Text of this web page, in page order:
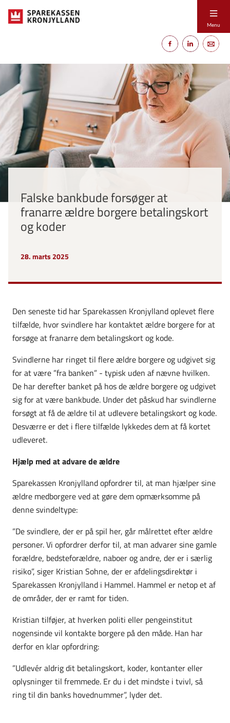
Menu
Falske bankbude forsøger at
franarre ældre borgere betalingskort
og koder
28. marts 2025
Den seneste tid har Sparekassen Kronjylland oplevet flere
tilfælde, hvor svindlere har kontaktet ældre borgere for at
forsøge at franarre dem betalingskort og kode.
Svindlerne har ringet til flere ældre borgere og udgivet sig
for at være ”fra banken” - typisk uden af nævne hvilken.
De har derefter banket på hos de ældre borgere og udgivet
sig for at være bankbude. Under det påskud har svindlerne
forsøgt at få de ældre til at udlevere betalingskort og kode.
Desværre er det i flere tilfælde lykkedes dem at få kortet
udleveret.
Hjælp med at advare de ældre
Sparekassen Kronjylland opfordrer til, at man hjælper sine
ældre medborgere ved at gøre dem opmærksomme på
denne svindeltype:
”De svindlere, der er på spil her, går målrettet efter ældre
personer. Vi opfordrer derfor til, at man advarer sine gamle
forældre, bedsteforældre, naboer og andre, der er i særlig
risiko”, siger Kristian Sohne, der er afdelingsdirektør i
Sparekassen Kronjylland i Hammel. Hammel er netop et af
de områder, der er ramt for tiden.
Kristian tilføjer, at hverken politi eller pengeinstitut
nogensinde vil kontakte borgere på den måde. Han har
derfor en klar opfordring:
”Udlevér aldrig dit betalingskort, koder, kontanter eller
oplysninger til fremmede. Er du i det mindste i tvivl, så
ring til din banks hovednummer”, lyder det.